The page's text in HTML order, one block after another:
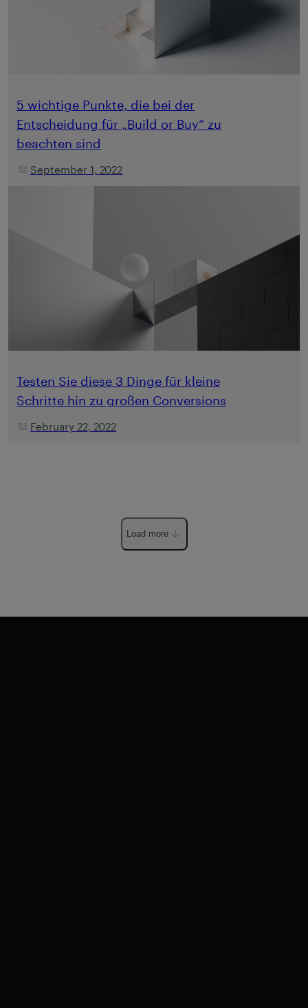
5 wichtige Punkte, die bei der
Entscheidung für „Build or Buy“ zu
beachten sind
September 1, 2022
Testen Sie diese 3 Dinge für kleine
Schritte hin zu großen Conversions
February 22, 2022
Load more